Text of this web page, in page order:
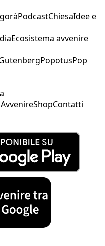
PodcastChiesaIdee e
Ecosistema avvenire
GutenbergPopotusPop
ShopContatti